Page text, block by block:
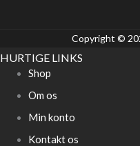
Copyright ©
HURTIGE LINKS
Shop
Om os
Min konto
Kontakt os